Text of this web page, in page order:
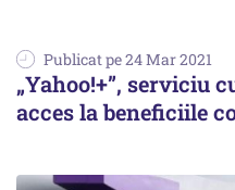
Publicat pe 24 Mar 2021
„Yahoo!+”, serviciu
acces la beneficiile